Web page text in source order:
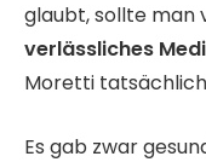
glaubt, sollte man
verlässliches
Moretti
Es gab zwar